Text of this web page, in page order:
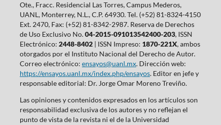
Ote., Fracc. Residencial Las Torres, Campus Mederos,
UANL, Monterrey, N.L., C.P. 64930. Tel. (+52) 81-8324-4150
Ext. 2470, Fax: (+52) 81-8342-2987. Reserva de Derechos
de Uso Exclusivo No.04-2015-091013542400-203, ISSN
Electrónico: 2448-8402| ISSN Impreso: 1870-221X, ambos
otorgados por el Instituto Nacional del Derecho de Autor.
Correo electrónico: ensayos@uanl.mx. Dirección web:
https://ensayos.uanl.mx/index.php/ensayos. Editor en jefe y
responsable editorial: Dr. Jorge Omar Moreno Treviño.
Las opiniones y contenidos expresados en los artículos son
responsabilidad exclusiva de los autores y no reflejan el
punto de vista de la revista ni el de la Universidad